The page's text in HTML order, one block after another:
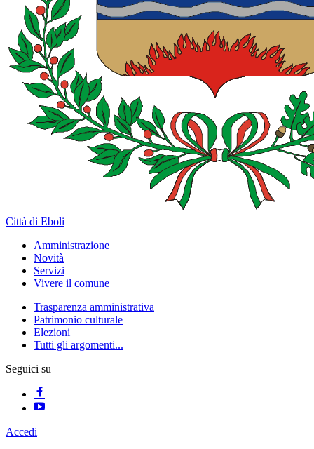
Città di Eboli
Amministrazione
Novità
Servizi
Vivere il comune
Trasparenza amministrativa
Patrimonio culturale
Elezioni
Tutti gli argomenti...
Seguici su
Accedi